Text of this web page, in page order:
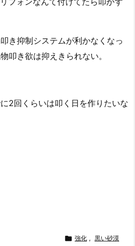
き抑制システムが利かなくなっ
叩き欲は抑えきられない。
2回くらいは叩く日を作りたいな
 強化 , 黒い砂漠